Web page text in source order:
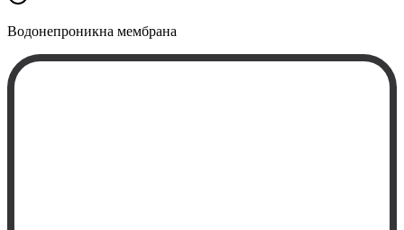
Водонепроникна мембрана